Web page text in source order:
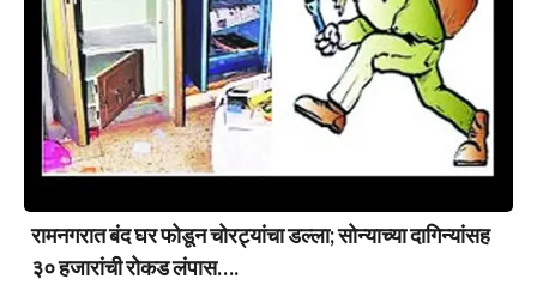
रामनगरात बंद घर फोडून चोरट्यांचा डल्ला; सोन्याच्या दागिन्यांसह
३० हजारांची रोकड लंपास….